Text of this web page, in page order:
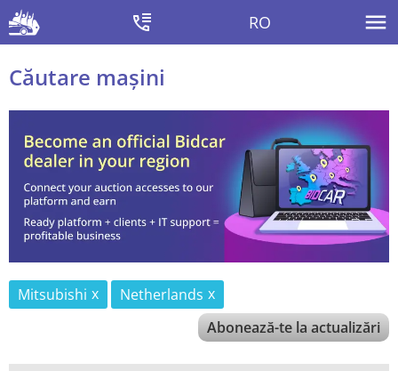
RO
Căutare mașini
Mitsubishi
Netherlands
Abonează-te la actualizări